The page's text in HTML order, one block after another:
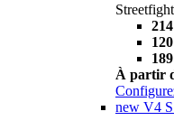
À partir
new V4